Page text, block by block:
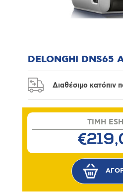
DELONGHI DNS65
Διαθέσιμο κατόπιν
TIMH